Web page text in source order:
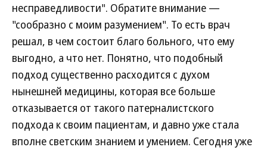
несправедливости". Обратите внимание —
"сообразно с моим разумением". То есть врач
решал, в чем состоит благо больного, что ему
выгодно, а что нет. Понятно, что подобный
подход существенно расходится с духом
нынешней медицины, которая все больше
отказывается от такого патерналистского
подхода к своим пациентам, и давно уже стала
вполне светским знанием и умением. Сегодня уже